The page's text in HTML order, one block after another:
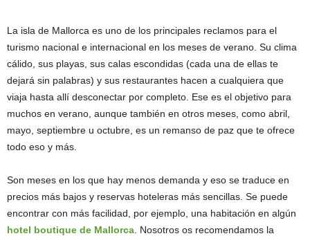
La isla de Mallorca es uno de los principales reclamos para el
turismo nacional e internacional en los meses de verano. Su clima
cálido, sus playas, sus calas escondidas (cada una de ellas te
dejará sin palabras) y sus restaurantes hacen a cualquiera que
viaja hasta allí desconectar por completo. Ese es el objetivo para
muchos en verano, aunque también en otros meses, como abril,
mayo, septiembre u octubre, es un remanso de paz que te ofrece
todo eso y más.
Son meses en los que hay menos demanda y eso se traduce en
precios más bajos y reservas hoteleras más sencillas. Se puede
encontrar con más facilidad, por ejemplo, una habitación en algún
hotel boutique de Mallorca . Nosotros os recomendamos la